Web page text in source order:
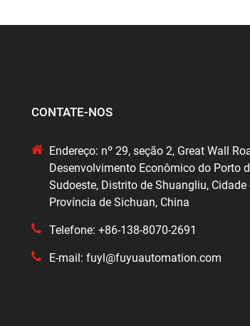
CONTATE-NOS
Endereço: nº 29, seção 2, Great Wall
Desenvolvimento Econômico do Porto
Sudoeste, Distrito de Shuangliu, Cidade
Província de Sichuan, China
Telefone: +86-138-8070-2691
E-mail: fuyl@fuyuautomation.com